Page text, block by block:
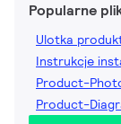
Popularne
Ulotka
Instrukcje
Product-
Product-